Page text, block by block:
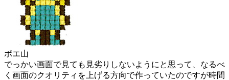
ポエ山
でっかい画面で見ても見劣りしないようにと思って、なるべ
く画面のクオリティを上げる方向で作っていたのですが時間